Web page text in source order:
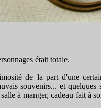
était totale.
de la part d'une
souvenirs... et quelques
à manger, cadeau fait à